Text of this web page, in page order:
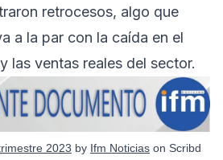
retrocesos, algo que
a la par con la caída en el
las ventas reales del sector.
2023 by Ifm Noticias on Scribd